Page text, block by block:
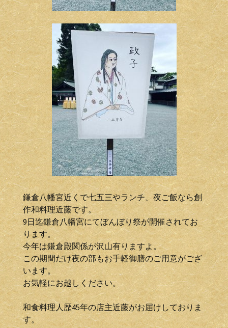
鎌倉八幡宮近くで七五三やランチ、夜ご飯なら創
作和料理近藤です。
9日迄鎌倉八幡宮にてぼんぼり祭が開催されてお
ります。
今年は鎌倉殿関係が沢山有りますよ。
この期間だけ夜の部もお手軽御膳のご用意がござ
います。
お気軽にお越しください。
和食料理人歴45年の店主近藤がお届けしておりま
す。